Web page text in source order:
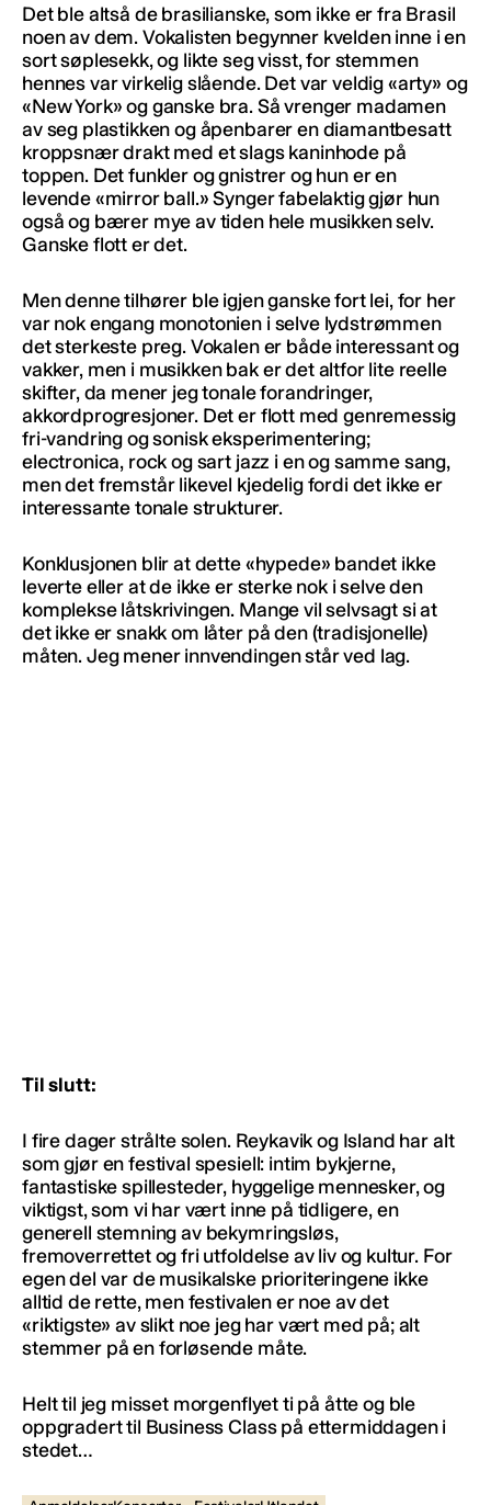
Det ble altså de brasilianske, som ikke er fra Brasil
noen av dem. Vokalisten begynner kvelden inne i en
sort søplesekk, og likte seg visst, for stemmen
hennes var virkelig slående. Det var veldig «arty» og
«New York» og ganske bra. Så vrenger madamen
av seg plastikken og åpenbarer en diamantbesatt
kroppsnær drakt med et slags kaninhode på
toppen. Det funkler og gnistrer og hun er en
levende «mirror ball.» Synger fabelaktig gjør hun
også og bærer mye av tiden hele musikken selv.
Ganske flott er det.
Men denne tilhører ble igjen ganske fort lei, for her
var nok engang monotonien i selve lydstrømmen
det sterkeste preg. Vokalen er både interessant og
vakker, men i musikken bak er det altfor lite reelle
skifter, da mener jeg tonale forandringer,
akkordprogresjoner. Det er flott med genremessig
fri-vandring og sonisk eksperimentering;
electronica, rock og sart jazz i en og samme sang,
men det fremstår likevel kjedelig fordi det ikke er
interessante tonale strukturer.
Konklusjonen blir at dette «hypede» bandet ikke
leverte eller at de ikke er sterke nok i selve den
komplekse låtskrivingen. Mange vil selvsagt si at
det ikke er snakk om låter på den (tradisjonelle)
måten. Jeg mener innvendingen står ved lag.
Til slutt:
I fire dager strålte solen. Reykavik og Island har alt
som gjør en festival spesiell: intim bykjerne,
fantastiske spillesteder, hyggelige mennesker, og
viktigst, som vi har vært inne på tidligere, en
generell stemning av bekymringsløs,
fremoverrettet og fri utfoldelse av liv og kultur. For
egen del var de musikalske prioriteringene ikke
alltid de rette, men festivalen er noe av det
«riktigste» av slikt noe jeg har vært med på; alt
stemmer på en forløsende måte.
Helt til jeg misset morgenflyet ti på åtte og ble
oppgradert til Business Class på ettermiddagen i
stedet…